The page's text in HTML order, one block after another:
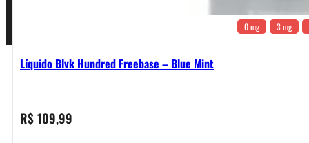
0 mg 3 mg
Líquido Blvk Hundred Freebase – Blue Mint
R$109,99